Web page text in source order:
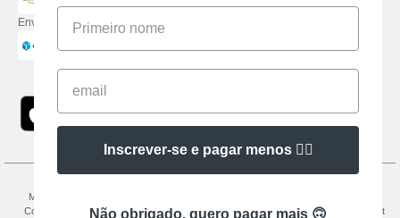
Enviamos com
Menções Legais
Condições Gerais De Contratação- Política de cookies- Mapa do Site Copyright
Inscrever-se e pagar menos 👍🏼
Não obrigado, quero pagar mais 🙃